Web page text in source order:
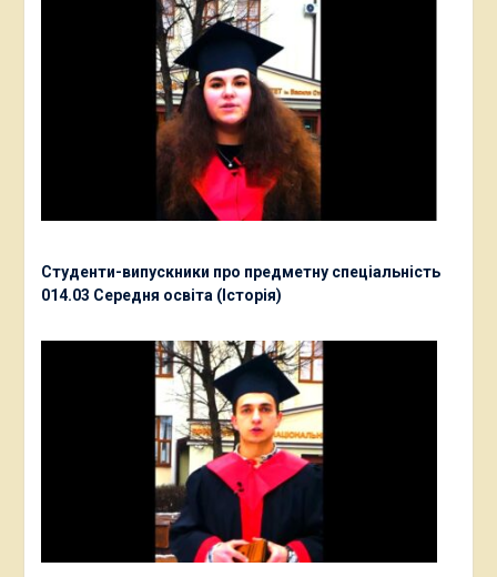
Студенти-випускники про предметну спеціальність
014.03 Середня освіта (Історія)